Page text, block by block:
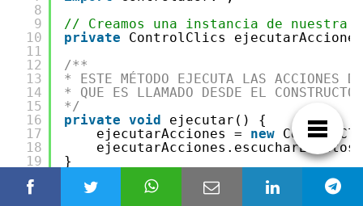
8
9
10
11
12
13
14
15
16
17
18
19
21
// Creamos una instancia de nuestra
private
ControlClics
/**
* ESTE MÉTODO EJECUTA LAS ACCIONES
* QUE ES LLAMADO DESDE EL
*/
private void
ejecutar() {
ejecutarAcciones = new
}
/**